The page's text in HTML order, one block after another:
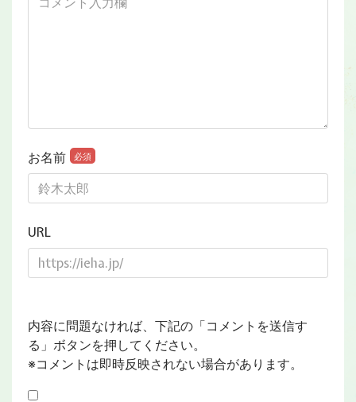
お名前 必須
URL
内容に問題なければ、下記の「コメントを送信す
る」ボタンを押してください。
※コメントは即時反映されない場合があります。